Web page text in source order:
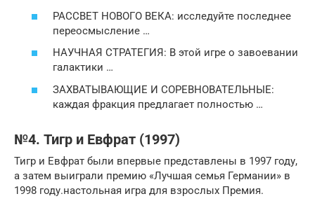
РАССВЕТ НОВОГО ВЕКА: исследуйте последнее
переосмысление …
НАУЧНАЯ СТРАТЕГИЯ: В этой игре о завоевании
галактики …
ЗАХВАТЫВАЮЩИЕ И СОРЕВНОВАТЕЛЬНЫЕ:
каждая фракция предлагает полностью …
№4. Тигр и Евфрат (1997)
Тигр и Евфрат были впервые представлены в 1997 году,
а затем выиграли премию «Лучшая семья Германии» в
1998 году.настольная игра для взрослых Премия.